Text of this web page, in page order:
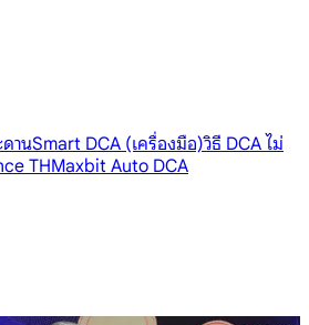
านSmart DCA (เครื่องมือ)วิธี DCA ไม่
THMaxbit Auto DCA